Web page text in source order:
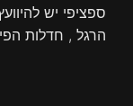
ספציפי יש
הרגל , חדלות